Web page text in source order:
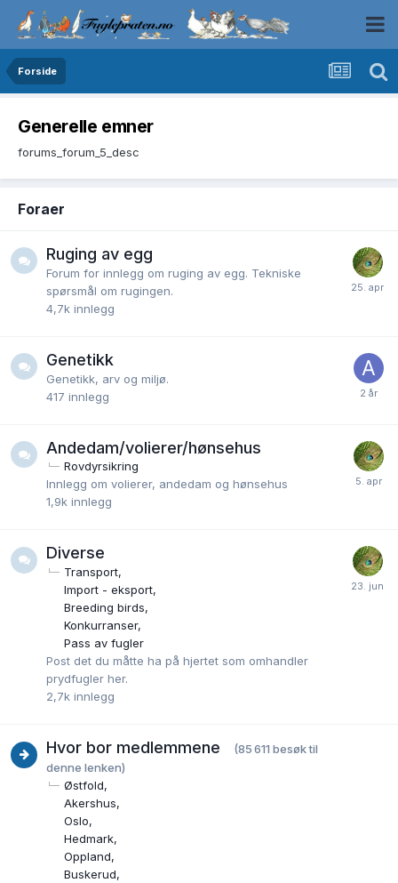
Forside
Generelle emner
forums_forum_5_desc
Foraer
Ruging av egg
Forum for innlegg om ruging av egg. Tekniske
spørsmål om rugingen.
4,7k innlegg
Genetikk
Genetikk, arv og miljø.
417 innlegg
Andedam/volierer/hønsehus
Rovdyrsikring
Innlegg om volierer, andedam og hønsehus
1,9k innlegg
Diverse
Transport
Import - eksport
Breeding birds
Konkurranser
Pass av fugler
Post det du måtte ha på hjertet som omhandler
prydfugler her.
2,7k innlegg
Hvor bor medlemmene
(85 611 besøk til
denne lenken)
Østfold
Akershus
Oslo
Hedmark
Oppland
Buskerud